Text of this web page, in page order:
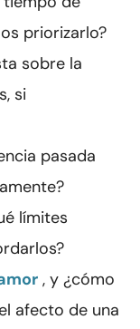
priorizarlo?
sobre la
si
pasada
límites
, y ¿cómo
afecto de una